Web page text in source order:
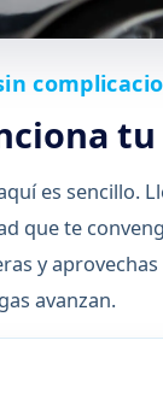
es sencillo.
que te
y
avanzan.